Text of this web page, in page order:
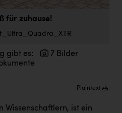
für zuhause!
gibt es:
7 Bilder
Plaintext
Wissenschaftlern, ist ein